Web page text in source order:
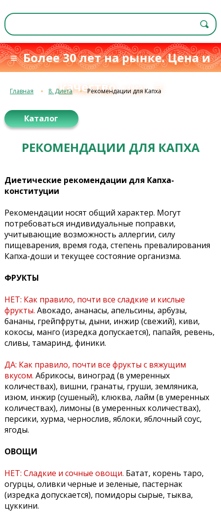
≡ Более 30 лет на рынке. Цена и
качествос 1993 г.≡
Главная 8. Диета Рекомендации для Капха
Каталог
РЕКОМЕНДАЦИИ ДЛЯ КАПХА
Диетические рекомендации для Капха-
конституции
Рекомендации носят общий характер. Могут
потребоваться индивидуальные поправки,
учитывающие возможность аллергии, силу
пищеварения, время года, степень превалирования
Капха-доши и текущее состояние организма.
ФРУКТЫ
НЕТ: Как правило, почти все сладкие и кислые
фрукты. Авокадо, ананасы, апельсины, арбузы,
бананы, грейпфруты, дыни, инжир (свежий), киви,
кокосы, манго (изредка допускается), папайя, ревень,
сливы, тамаринд, финики.
ДА: Как правило, почти все фрукты с вяжущим
вкусом. Абрикосы, виноград (в умеренных
количествах), вишни, гранаты, груши, земляника,
изюм, инжир (сушеный), клюква, лайм (в умеренных
количествах), лимоны (в умеренных количествах),
персики, хурма, чернослив, яблоки, яблочный соус,
ягоды.
ОВОЩИ
НЕТ: Сладкие и сочные овощи. Батат, корень таро,
огурцы, оливки черные и зеленые, пастернак
(изредка допускается), помидоры сырые, тыква,
цуккини.